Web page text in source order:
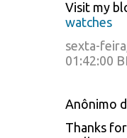
Visit my
watches
sexta-
01:42:00
Anônimo
Thanks